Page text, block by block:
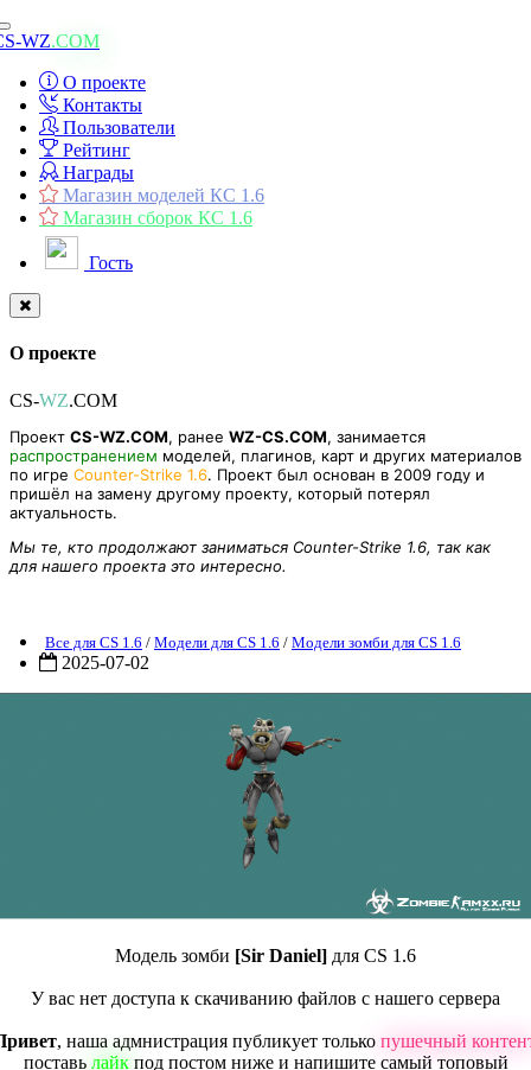
Toggle
navigation
WZ.COM
О проекте
Контакты
Пользователи
Рейтинг
Награды
Магазин моделей КС 1.6
Магазин сборок КС 1.6
Гость
О проекте
CS-WZ.COM
Проект CS-WZ.COM, ранее WZ-CS.COM, занимается
распространением моделей, плагинов, карт и других материалов
по игре Counter-Strike 1.6. Проект был основан в 2009 году и
пришёл на замену другому проекту, который потерял
актуальность.
Мы те, кто продолжают заниматься Counter-Strike 1.6, так как
для нашего проекта это интересно.
Все для CS 1.6 / Модели для CS 1.6 / Модели зомби для CS 1.6
2025-07-02
Модель зомби [Sir Daniel] для CS 1.6
У вас нет доступа к скачиванию файлов с нашего сервера
, наша адмнистрация публикует только пушечный
поставь лайкпод постом ниже и напишите самый топовый